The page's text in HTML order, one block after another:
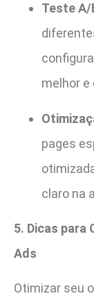
Teste A/
melhor
pages
claro na
5. Dicas para
Ads
Otimizar seu